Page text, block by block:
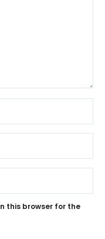
this browser for the